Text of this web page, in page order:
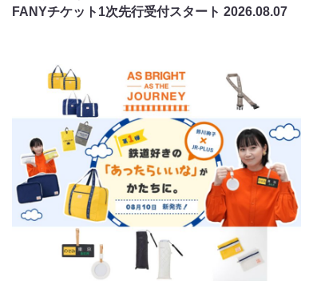
FANYチケット1次先行受付スタート2026.08.07